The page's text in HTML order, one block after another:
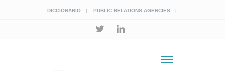
DICCIONARIO PUBLIC RELATIONS AGENCIES